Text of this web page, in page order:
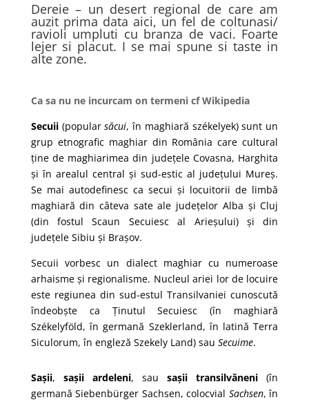
Dereie – un desert regional de care am
auzit prima data aici, un fel de coltunasi/
ravioli umpluti cu branza de vaci. Foarte
lejer si placut. I se mai spune si taste in
alte zone.
Ca sa nu ne incurcam on termeni cf Wikipedia
Secuii(popularsăcui, în maghiară székelyek) sunt un
grup etnografic maghiardin România care cultural
ține de maghiarimea din județele Covasna, Harghita
și în arealul central și sud-estic al județului Mureș.
Se mai autodefinesc ca secui și locuitorii de limbă
maghiară din câteva sate ale județelor Alba șiCluj
(din fostulScaun Secuiesc al Arieșului) și din
județele Sibiu și Brașov.
Secuii vorbesc un dialect maghiarcu numeroase
arhaismeși regionalisme. Nucleul ariei lor de locuire
este regiunea din sud-estul Transilvaniei cunoscută
îndeobște ca Ținutul Secuiesc (în maghiară
Székelyföld, îngermană Szeklerland, în latină Terra
Siculorum, în engleză Szekely Land) sau Secuime.
Sașii, sașii ardeleni, sausașii transilvăneni (în
germană Siebenbürger Sachsen, colocvial Sachsen, în